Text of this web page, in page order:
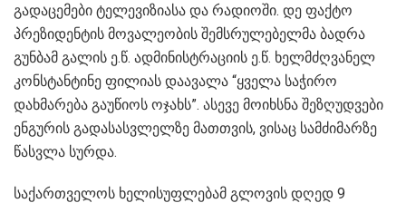
გადაცემები ტელევიზიასა და რადიოში. დე ფაქტო
პრეზიდენტის მოვალეობის შემსრულებელმა ბადრა
გუნბამ გალის ე.წ. ადმინისტრაციის ე.წ. ხელმძღვანელ
კონსტანტინე ფილიას დაავალა “ყველა საჭირო
დახმარება გაუწიოს ოჯახს”. ასევე მოიხსნა შეზღუდვები
ენგურის გადასასვლელზე მათთვის, ვისაც სამძიმარზე
წასვლა სურდა.
საქართველოს ხელისუფლებამ გლოვის დღედ 9